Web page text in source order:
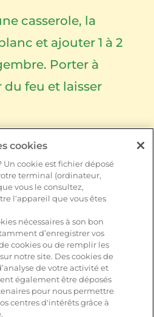
casserole, la
et ajouter 1 à 2
Porter à
feu et laisser
morceaux de poire
de pain de
gelée de pomme
garnir de
Décorer avec
gingembre et
hachées.
cookies
Un cookie est fichier déposé
terminal (ordinateur,
vous le consultez,
l'appareil que vous êtes
nécessaires à son bon
d’enregistrer vos
cookies ou de remplir les
notre site. Des cookies de
de votre activité et
également être déposés
pour nous permettre
centres d'intérêts grâce à